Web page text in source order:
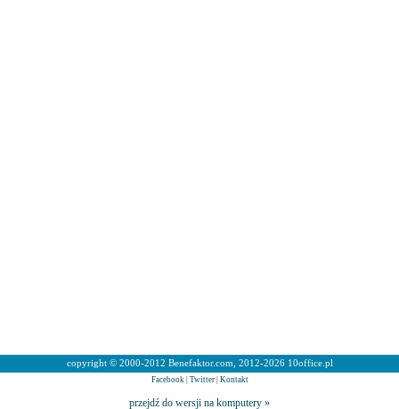
copyright © 2000-2012 Benefaktor.com, 2012-2026 10office.pl
Facebook| Twitter| Kontakt
przejdź do wersji na komputery »